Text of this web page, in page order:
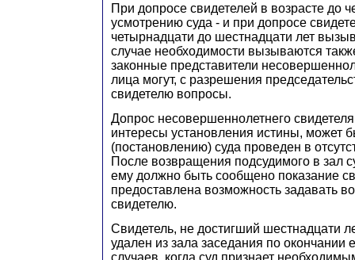
При допросе свидетелей в возрасте до
усмотрению суда - и при допросе
четырнадцати до шестнадцати лет
случае необходимости вызываются
законные представители
лица могут, с разрешения
свидетелю вопросы.
Допрос несовершеннолетнего
интересы установления истины, может
(постановлению) суда проведен в
После возвращения подсудимого в зал
ему должно быть сообщено показание
предоставлена возможность задавать
свидетелю.
Свидетель, не достигший шестнадцати
удален из зала заседания по окончании